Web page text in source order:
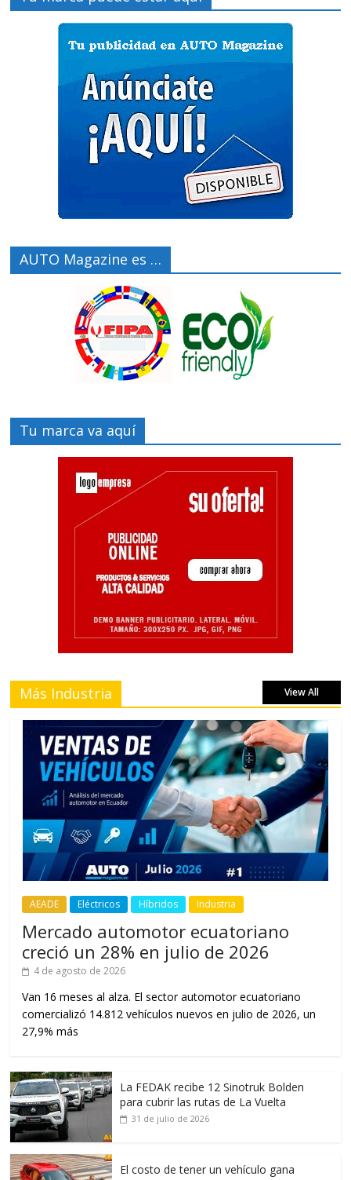
AUTO Magazine es …
Tu marca va aquí
Más Industria View All
AEADE Eléctricos Híbridos Industria
Mercado automotor ecuatoriano
creció un 28% en julio de 2026
4 de agosto de 2026
Van 16 meses al alza. El sector automotor ecuatoriano
comercializó 14.812 vehículos nuevos en julio de 2026, un
27,9% más
La FEDAK recibe 12 Sinotruk Bolden
para cubrir las rutas de La Vuelta
31 de julio de 2026
El costo de tener un vehículo gana